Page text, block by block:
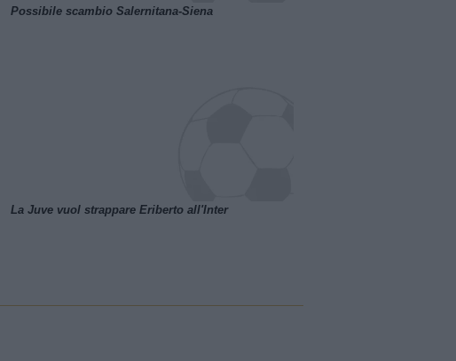
Possibile scambio Salernitana-Siena
La Juve vuol strappare Eriberto all'Inter